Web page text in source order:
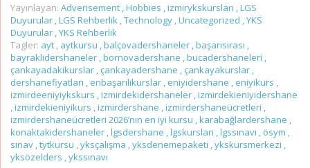
Yayınlayan: Adverisement ,Hobbies ,izmirykskursları ,LGS
Duyurular ,LGS Rehberlik ,Technology ,Uncategorized ,YKS
Duyurular ,YKS Rehberlik
Tagler: ayt , aytkursu ,balçovadershaneler ,başarısırası ,
bayraklıdershaneler ,bornovadershane ,bucadershaneleri ,
çankayadakikurslar , çankayadershane , çankayakurslar ,
dershanefiyatları , enbaşarılıkurslar , eniyidershane , eniyikurs ,
izmirdeeniyiykskurs ,izmirdekidershaneler ,izmirdekieniyidershane
,izmirdekieniyikurs ,izmirdershane ,izmirdershaneücretleri ,
izmirdershaneücretleri 2026’nın en iyi kursu ,karabağlardershane ,
konaktakidershaneler ,lgsdershane ,lgskursları ,lgssınavı , ösym ,
sınav ,tytkursu ,yksçalışma ,yksdenemepaketi ,ykskursmerkezi ,
yksözelders ,ykssınavı